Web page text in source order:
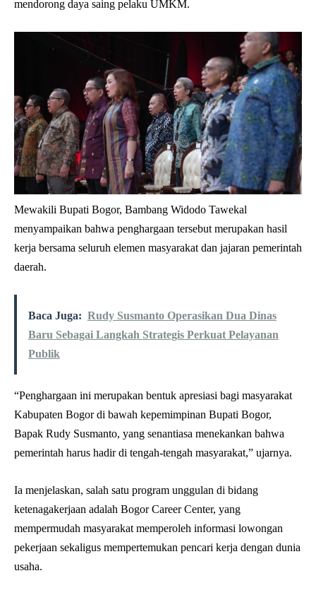
mendorong daya saing pelaku UMKM.
Mewakili Bupati Bogor, Bambang Widodo Tawekal
menyampaikan bahwa penghargaan tersebut merupakan hasil
kerja bersama seluruh elemen masyarakat dan jajaran pemerintah
daerah.
Baca Juga: Rudy Susmanto Operasikan Dua Dinas
Baru Sebagai Langkah Strategis Perkuat Pelayanan
Publik
“Penghargaan ini merupakan bentuk apresiasi bagi masyarakat
Kabupaten Bogor di bawah kepemimpinan Bupati Bogor,
Bapak Rudy Susmanto, yang senantiasa menekankan bahwa
pemerintah harus hadir di tengah-tengah masyarakat,” ujarnya.
Ia menjelaskan, salah satu program unggulan di bidang
ketenagakerjaan adalah Bogor Career Center, yang
mempermudah masyarakat memperoleh informasi lowongan
pekerjaan sekaligus mempertemukan pencari kerja dengan dunia
usaha.